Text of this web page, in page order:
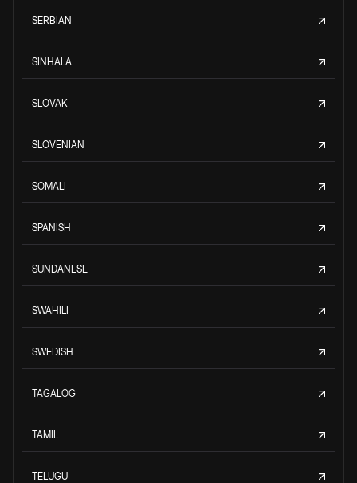
SERBIAN
SINHALA
SLOVAK
SLOVENIAN
SOMALI
SPANISH
SUNDANESE
SWAHILI
SWEDISH
TAGALOG
TAMIL
TELUGU